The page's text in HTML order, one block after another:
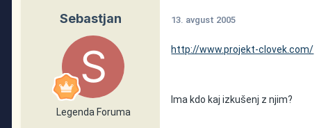
Sebastjan
Legenda Foruma
13. avgust 2005
http://www.projekt-clovek.com/
Ima kdo kaj izkušenj z njim?